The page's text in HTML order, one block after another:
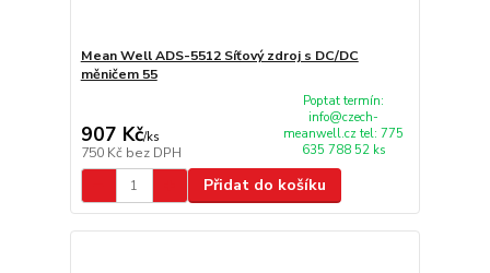
Mean Well ADS-5512 Síťový zdroj s DC/DC
měničem 55
907 Kč/ks
750 Kč bez DPH
Poptat termín:
info@czech-
meanwell.cz tel: 775
635 788 52 ks
Přidat do košíku